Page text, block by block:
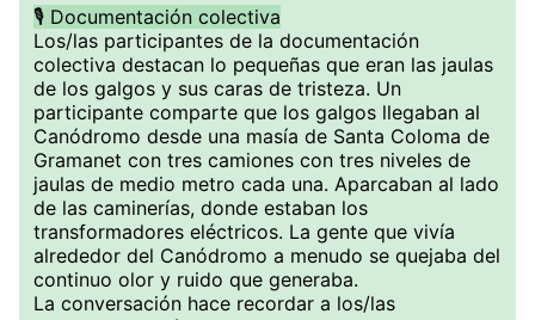
🎙️ Documentación colectiva
Los/las participantes de la documentación
colectiva destacan lo pequeñas que eran las jaulas
de los galgos y sus caras de tristeza. Un
participante comparte que los galgos llegaban al
Canódromo desde una masía de Santa Coloma de
Gramanet con tres camiones con tres niveles de
jaulas de medio metro cada una. Aparcaban al lado
de las caminerías, donde estaban los
transformadores eléctricos. La gente que vivía
alrededor del Canódromo a menudo se quejaba del
continuo olor y ruido que generaba.
La conversación hace recordar a los/las